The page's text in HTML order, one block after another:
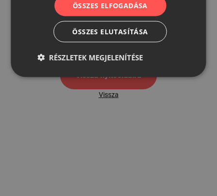
500
Vissza nyítóoldalra
Vissza
ÖSSZES ELFOGADÁSA
ÖSSZES ELUTASÍTÁSA
RÉSZLETEK MEGJELENÍTÉSE